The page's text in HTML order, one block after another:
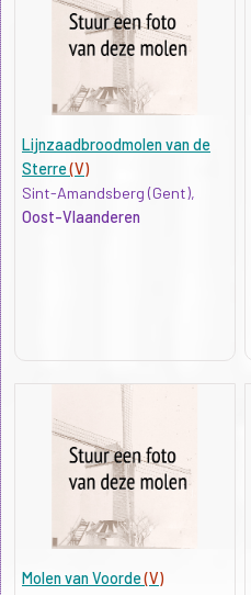
Lijnzaadbroodmolen van de
Sterre(V)
Sint-Amandsberg (Gent),
Oost-Vlaanderen
Molen van Voorde(V)